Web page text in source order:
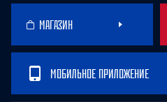
МАГАЗИН
МОБИЛЬНОЕ ПРИЛОЖЕНИЕ